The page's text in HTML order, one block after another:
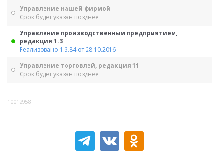
Управление нашей фирмой
Срок будет указан позднее
Управление производственным предприятием,
редакция 1.3
Реализовано 1.3.84 от 28.10.2016
Управление торговлей, редакция 11
Срок будет указан позднее
10012958